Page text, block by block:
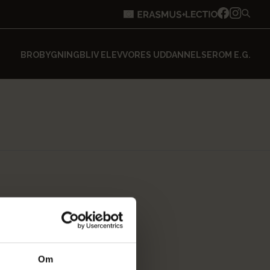
Om
BROBYGNING BLIV ELEVVORES UDDANNELSEROM E.G.